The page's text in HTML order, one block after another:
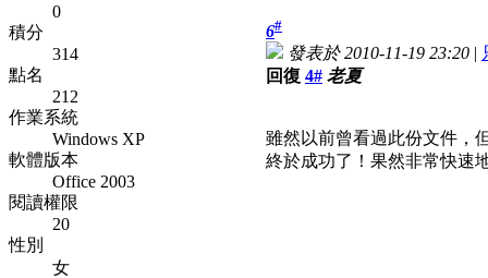
0
積分
314
點名
212
作業系統
Windows XP
軟體版本
Office 2003
閱讀權限
20
性別
女
6#
發表於 2010-11-19 23:20 |
回復 4# 老夏
雖然以前曾看過此份文件，
終於成功了！果然非常快速